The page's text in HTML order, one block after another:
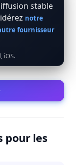
stable
notre
fournisseur
iOS.
pour les